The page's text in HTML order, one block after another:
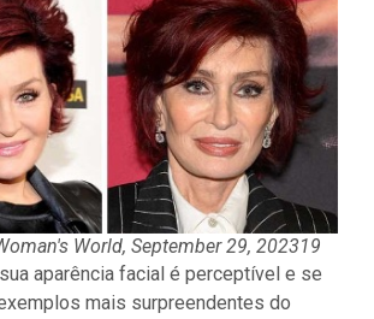
World, September 29, 202319
aparência facial é perceptível e se
mais surpreendentes do